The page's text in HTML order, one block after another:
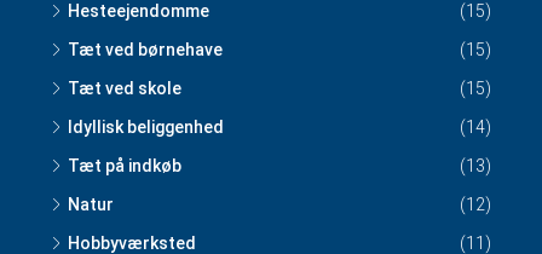
Hesteejendomme
(15)
Tæt ved børnehave
(15)
Tæt ved skole
(15)
Idyllisk beliggenhed
(14)
Tæt på indkøb
(13)
Natur
(12)
Hobbyværksted
(11)